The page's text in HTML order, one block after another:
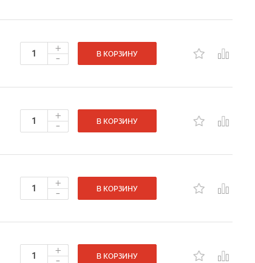
+
- В КОРЗИНУ
+
- В КОРЗИНУ
+
- В КОРЗИНУ
+ В КОРЗИНУ